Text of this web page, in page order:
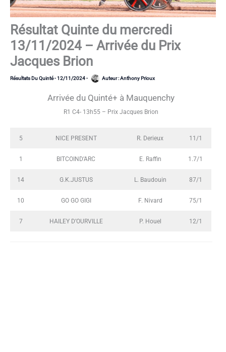
Résultat Quinte du mercredi
13/11/2024 – Arrivée du Prix
Jacques Brion
Résultats Du Quinté-12/11/2024- Auteur :Anthony Prioux
Arrivée du Quinté+ à Mauquenchy
R1 C4- 13h55 – Prix Jacques Brion
5 NICE PRESENT R. Derieux 11/1
1 BITCOIND’ARC E. Raffin 1.7/1
14 G.K.JUSTUS L. Baudouin 87/1
10 GO GO GIGI F. Nivard 75/1
7 HAILEY D’OURVILLE P. Houel 12/1